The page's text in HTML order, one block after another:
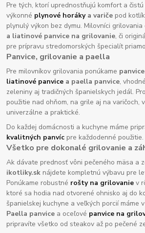
Pre tých, ktorí uprednostňujú komfort a
výkonné plynové horákya variče pod
plynulý výkon bez dymu. Milovníci grilovania
a liatinové panvice na grilovanie, či
pre prípravu stredomorských špecialít
Panvice, grilovanie a paella
Pre milovníkov grilovania ponúkame
liatinové panvice a paella panvice,
zeleniny aj tradičných španielskych jedál.
použitie nad ohňom, na grile aj na varičoch,
univerzálne a praktické.
Do každej domácnosti a kuchyne máme
kvalitných panvíc pre každodenné použitie.
Všetko pre dokonalé grilovanie a
Ak dávate prednosť vôni pečeného mäsa a
ikotliky.sk nájdete kompletnú výbavu pre
Ponúkame robustné rošty na grilovanie v
ktoré sa hodia nad otvorené ohnisko aj do
španielskej kuchyne a veľkých porcií máme
Paella panvice a oceľové panvice na
pripravíte všetko od steakov až po pečené